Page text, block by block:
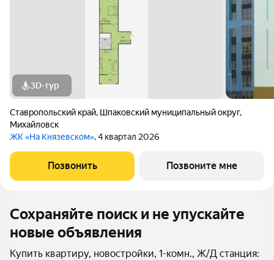
3D-тур
Ставропольский край, Шпаковский муниципальный округ,
Михайловск
ЖК «На Князевском», 4 квартал 2026
Позвонить Позвоните мне
Сохраняйте поиск и не упускайте
новые объявления
Купить квартиру, новостройки, 1-комн., Ж/Д станция: